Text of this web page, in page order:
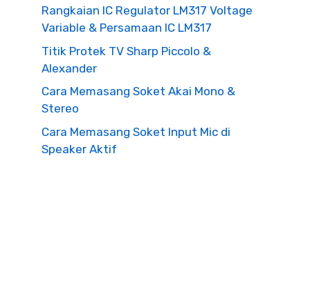
Rangkaian IC Regulator LM317 Voltage
Variable & Persamaan IC LM317
Titik Protek TV Sharp Piccolo &
Alexander
Cara Memasang Soket Akai Mono &
Stereo
Cara Memasang Soket Input Mic di
Speaker Aktif